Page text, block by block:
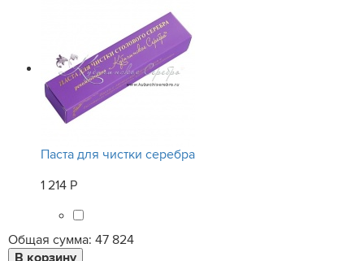
Паста для чистки серебра
1 214 Р
Общая сумма: 47 824